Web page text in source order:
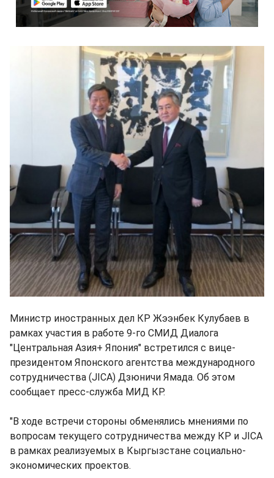
Министр иностранных дел КР Жээнбек Кулубаев в
рамках участия в работе 9-го СМИД Диалога
"Центральная Азия+ Япония" встретился с вице-
президентом Японского агентства международного
сотрудничества (JICA) Дзюничи Ямада. Об этом
сообщает пресс-служба МИД КР.
"В ходе встречи стороны обменялись мнениями по
вопросам текущего сотрудничества между КР и JICA
в рамках реализуемых в Кыргызстане социально-
экономических проектов.